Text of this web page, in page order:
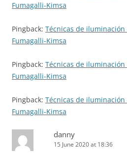
Fumagalli-Kimsa
Pingback: Técnicas de iluminación
Fumagalli-Kimsa
Pingback: Técnicas de iluminación
Fumagalli-Kimsa
Pingback: Técnicas de iluminación
Fumagalli-Kimsa
danny
15 June 2020 at 18:36